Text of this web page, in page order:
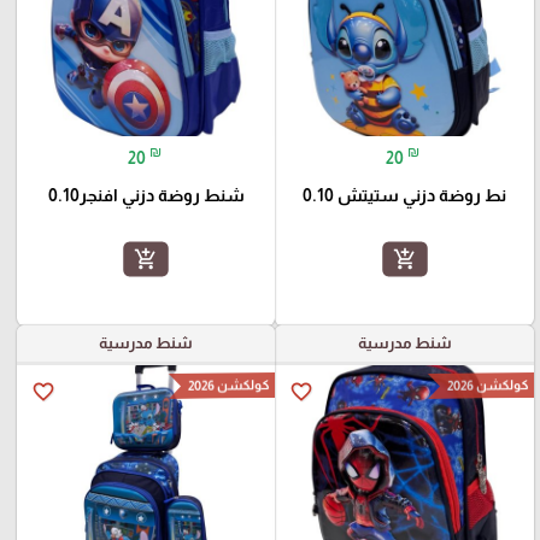
20 ₪
نط روضة دزني ستيتش 0.10
add_shopping_cart
20 ₪
شنط روضة دزني افنجر0.10
add_shopping_cart
شنط مدرسية
favorite_border كولكشن 2026
شنط مدرسية
favorite_border كولكشن 2026